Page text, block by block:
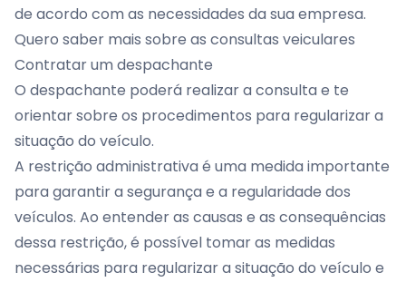
de acordo com as necessidades da sua empresa.
Quero saber mais sobre as consultas veiculares
Contratar um despachante
O despachante poderá realizar a consulta e te
orientar sobre os procedimentos para regularizar a
situação do veículo.
A restrição administrativa é uma medida importante
para garantir a segurança e a regularidade dos
veículos. Ao entender as causas e as consequências
dessa restrição, é possível tomar as medidas
necessárias para regularizar a situação do veículo e